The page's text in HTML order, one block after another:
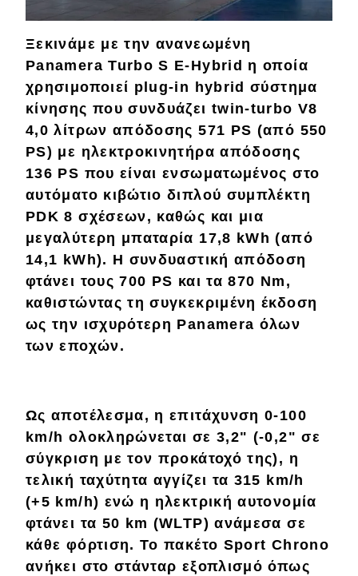
Αγώνες
Formula 1
WRC
Motorsport
Eco
Νέα
Τεχνολογία
Mobility
Σταθμοί φόρτισης
Νέα
Παρουσιάσεις
DRIVE Away
MOTO
Ξεκινάμε με την ανανεωμένη
Panamera Turbo S E-Hybrid η οποία
χρησιμοποιεί plug-in hybrid σύστημα
κίνησης που συνδυάζει twin-turbo V8
4,0 λίτρων απόδοσης 571 PS (από 550
PS) με ηλεκτροκινητήρα απόδοσης
136 PS που είναι ενσωματωμένος στο
αυτόματο κιβώτιο διπλού συμπλέκτη
PDK 8 σχέσεων, καθώς και μια
μεγαλύτερη μπαταρία 17,8 kWh (από
14,1 kWh). Η συνδυαστική απόδοση
φτάνει τους 700 PS και τα 870 Nm,
καθιστώντας τη συγκεκριμένη έκδοση
ως την ισχυρότερη Panamera όλων
των εποχών.
Ως αποτέλεσμα, η επιτάχυνση 0-100
km/h ολοκληρώνεται σε 3,2" (-0,2" σε
σύγκριση με τον προκάτοχό της), η
τελική ταχύτητα αγγίζει τα 315 km/h
(+5 km/h) ενώ η ηλεκτρική αυτονομία
φτάνει τα 50 km (WLTP) ανάμεσα σε
κάθε φόρτιση. Το πακέτο Sport Chrono
ανήκει στο στάνταρ εξοπλισμό όπως